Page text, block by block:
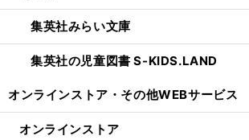
集英社みらい文庫
集英社の児童図書 S-KIDS.LAND
オンラインストア・ その他WEBサービス
オンラインストア